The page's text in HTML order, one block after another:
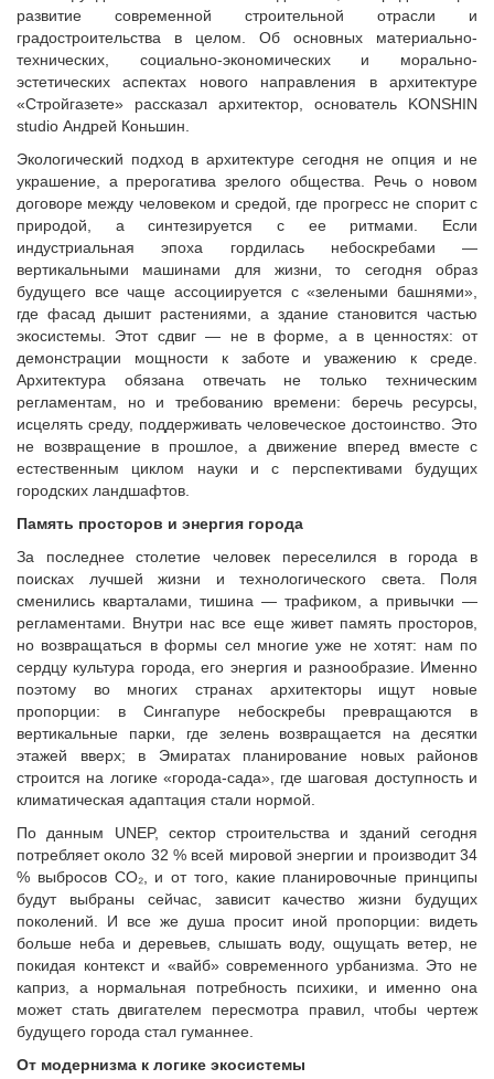
Конкурсы Совета
Семинары Совета
Издания Совета
Вопрос-ответ
Информационный бюллетень МСУ
НАСЕЛЕНИЕ И МСУ
ТОС
Лучшие практики ТОС
Исполнительная дирекция
Ревизионная комиссия
Палаты Совета
Комитеты Совета
Правление Совета
Обработка персональных данных
Партнеры Совета
Полезные ссылки
Инвестиционные порталы муниципальных образований
Контактная информация
НОВОСТИ
СМИ о нас
МЕТОДИЧЕСКИЙ РАЗДЕЛ
Опыт регионов
Методические материалы
Опыт муниципалитетов
Судебная практика
Мнение специалиста
Конкурсы Совета
Семинары Совета
Издания Совета
Вопрос-ответ
ВАРМСУ
Новости ВАРМСУ
НАСЕЛЕНИЕ И МСУ
Новости ТОС
Лучшие практики ТОС
ЮРИДИЧЕСКИЙ СОВЕТ
Новости юридического совета
развитие современной строительной отрасли и
градостроительства в целом. Об основных материально-
технических, социально-экономических и морально-
эстетических аспектах нового направления в архитектуре
«Стройгазете» рассказал архитектор, основатель KONSHIN
studio Андрей Коньшин.
Экологический подход в архитектуре сегодня не опция и не
украшение, а прерогатива зрелого общества. Речь о новом
договоре между человеком и средой, где прогресс не спорит с
природой, а синтезируется с ее ритмами. Если
индустриальная эпоха гордилась небоскребами —
вертикальными машинами для жизни, то сегодня образ
будущего все чаще ассоциируется с «зелеными башнями»,
где фасад дышит растениями, а здание становится частью
экосистемы. Этот сдвиг — не в форме, а в ценностях: от
демонстрации мощности к заботе и уважению к среде.
Архитектура обязана отвечать не только техническим
регламентам, но и требованию времени: беречь ресурсы,
исцелять среду, поддерживать человеческое достоинство. Это
не возвращение в прошлое, а движение вперед вместе с
естественным циклом науки и с перспективами будущих
городских ландшафтов.
Память просторов и энергия города
За последнее столетие человек переселился в города в
поисках лучшей жизни и технологического света. Поля
сменились кварталами, тишина — трафиком, а привычки —
регламентами. Внутри нас все еще живет память просторов,
но возвращаться в формы сел многие уже не хотят: нам по
сердцу культура города, его энергия и разнообразие. Именно
поэтому во многих странах архитекторы ищут новые
пропорции: в Сингапуре небоскребы превращаются в
вертикальные парки, где зелень возвращается на десятки
этажей вверх; в Эмиратах планирование новых районов
строится на логике «города-сада», где шаговая доступность и
климатическая адаптация стали нормой.
По данным UNEP, сектор строительства и зданий сегодня
потребляет около 32 % всей мировой энергии и производит 34
% выбросов CO₂, и от того, какие планировочные принципы
будут выбраны сейчас, зависит качество жизни будущих
поколений. И все же душа просит иной пропорции: видеть
больше неба и деревьев, слышать воду, ощущать ветер, не
покидая контекст и «вайб» современного урбанизма. Это не
каприз, а нормальная потребность психики, и именно она
может стать двигателем пересмотра правил, чтобы чертеж
будущего города стал гуманнее.
От модернизма к логике экосистемы